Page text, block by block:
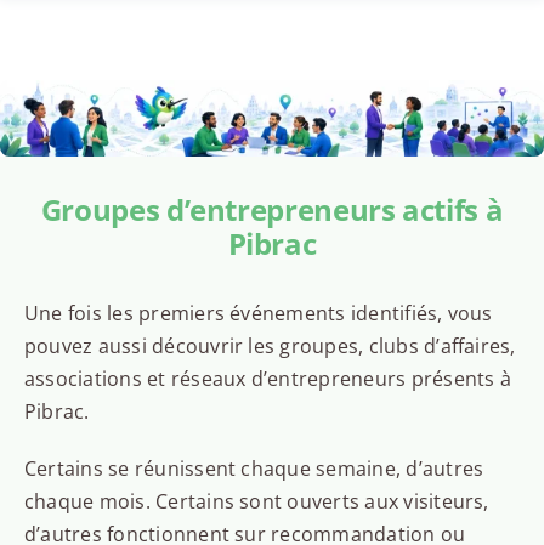
Groupes d’entrepreneurs actifs à
Pibrac
Une fois les premiers événements identifiés, vous
pouvez aussi découvrir les groupes, clubs d’affaires,
associations et réseaux d’entrepreneurs présents à
Pibrac.
Certains se réunissent chaque semaine, d’autres
chaque mois. Certains sont ouverts aux visiteurs,
d’autres fonctionnent sur recommandation ou